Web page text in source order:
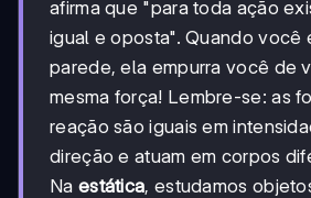
afirma que "para toda ação
igual e oposta". Quando você
parede, ela empurra você de
mesma força! Lembre-se: as
reação são iguais em
direção e atuam em corpos
Na estática, estudamos